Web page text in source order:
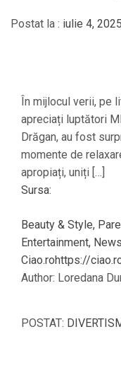
Postat la : iulie 4, 2025
În mijlocul verii, pe
apreciați luptători
Drăgan, au fost
momente de
apropiați, uniți […]
Sursa:
Beauty & Style,
Entertainment, News
Ciao.rohttps://
Author: Loredana
POSTAT: